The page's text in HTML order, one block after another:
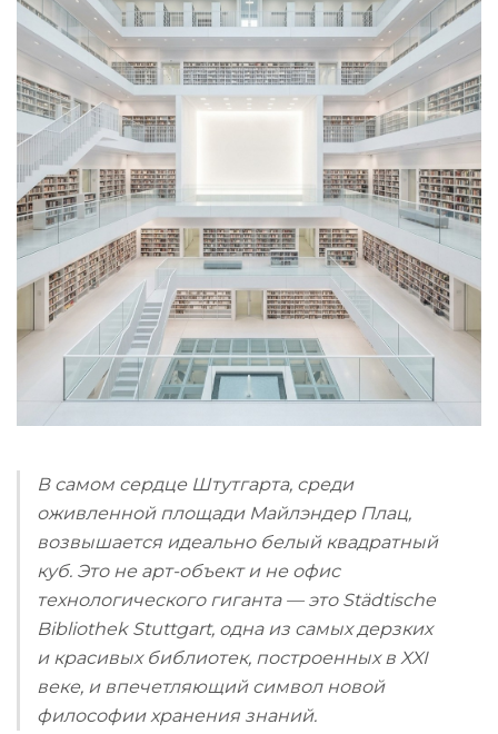
В самом сердце Штутгарта, среди
оживленной площади Майлэндер Плац,
возвышается идеально белый квадратный
куб. Это не арт-объект и не офис
технологического гиганта — это Städtische
Bibliothek Stuttgart, одна из самых дерзких
и красивых библиотек, построенных в XXI
веке, и впечетляющий символ новой
философии хранения знаний.